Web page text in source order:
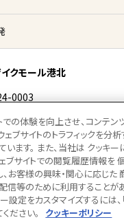
クモール港北
0003
中央1-31-1-2
話
022-317（受付 10時 〜 18
降、館内での落とし物・忘
つきましては045-914-2710
でご連絡ください。（受付22時
での体験を向上させ、コンテン
ェブサイトのトラフィックを分
います。 また、当社は クッキー
ブサイトでの閲覧履歴情報を
お客様の興味・関心に応じた
信等のために利用することがあ
設定をカスタマイズするには、
ださい。
クッキーポリシー